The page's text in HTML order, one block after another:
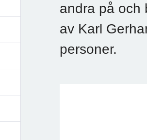
andra på och
av Karl
personer.